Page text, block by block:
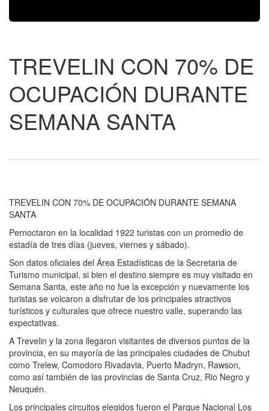
TREVELIN CON 70% DE
OCUPACIÓN DURANTE
SEMANA SANTA
TREVELIN CON 70% DE OCUPACIÓN DURANTE SEMANA
SANTA
Pernoctaron en la localidad 1922 turistas con un promedio de
estadía de tres días (jueves, viernes y sábado).
Son datos oficiales del Área Estadísticas de la Secretaria de
Turismo municipal, si bien el destino siempre es muy visitado en
Semana Santa, este año no fue la excepción y nuevamente los
turistas se volcaron a disfrutar de los principales atractivos
turísticos y culturales que ofrece nuestro valle, superando las
expectativas.
A Trevelin y la zona llegaron visitantes de diversos puntos de la
provincia, en su mayoría de las principales ciudades de Chubut
como Trelew, Comodoro Rivadavia, Puerto Madryn, Rawson,
como así también de las provincias de Santa Cruz, Rio Negro y
Neuquén.
Los principales circuitos elegidos fueron el Parque Nacional Los